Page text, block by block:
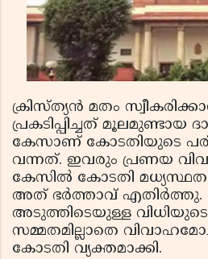
ക്രിസ്ത്യൻ മതം
പ്രകടിപ്പിച്ചത് മൂലമുണ്ടായ
കേസാണ് കോടതിയുടെ
വന്നത്. ഇവരും പ്രണയ
കേസിൽ കോടതി മധ്യസ്ഥത
അത് ഭർത്താവ് എതിർത്തു.
അടുത്തിടെയുള്ള
സമ്മതമില്ലാതെ
കോടതി വ്യക്തമാക്കി.